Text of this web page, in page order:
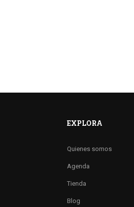
EXPLORA
Quienes somos
Agenda
Tienda
Blog